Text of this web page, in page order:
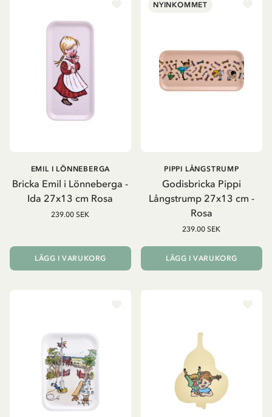
Bricka Emil i Lönneberga -
Ida 27x13 cm Rosa
EMIL I LÖNNEBERGA
239.00 SEK
LÄGG I VARUKORG
NYINKOMMET
Godisbricka Pippi
Långstrump 27x13 cm -
Rosa
PIPPI LÅNGSTRUMP
239.00 SEK
LÄGG I VARUKORG